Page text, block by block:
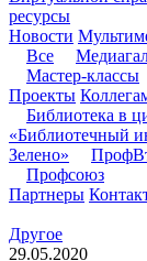
ресурсы
Новости
Все
Мастер-классы
Проекты
Библиотека в
«Библиотечный
Зелено»
Профсоюз
Партнеры
Другое
29.05.2020